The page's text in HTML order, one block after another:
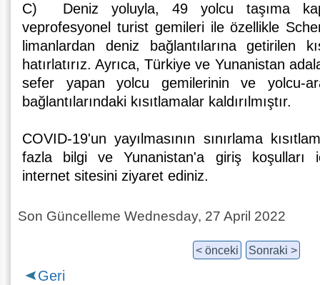
C) Deniz yoluyla, 49 yolcu taşıma
veprofesyonel turist gemileri ile özellikle
limanlardan deniz bağlantılarına getirilen
hatırlatırız. Ayrıca, Türkiye ve Yunanistan
sefer yapan yolcu gemilerinin ve yolcu-
bağlantılarındaki kısıtlamalar kaldırılmıştır.
COVID-19'un yayılmasının sınırlama
fazla bilgi ve Yunanistan'a giriş koşulları
internet sitesini ziyaret ediniz.
Son Güncelleme Wednesday, 27 April 2022
< önceki Sonraki >
Geri